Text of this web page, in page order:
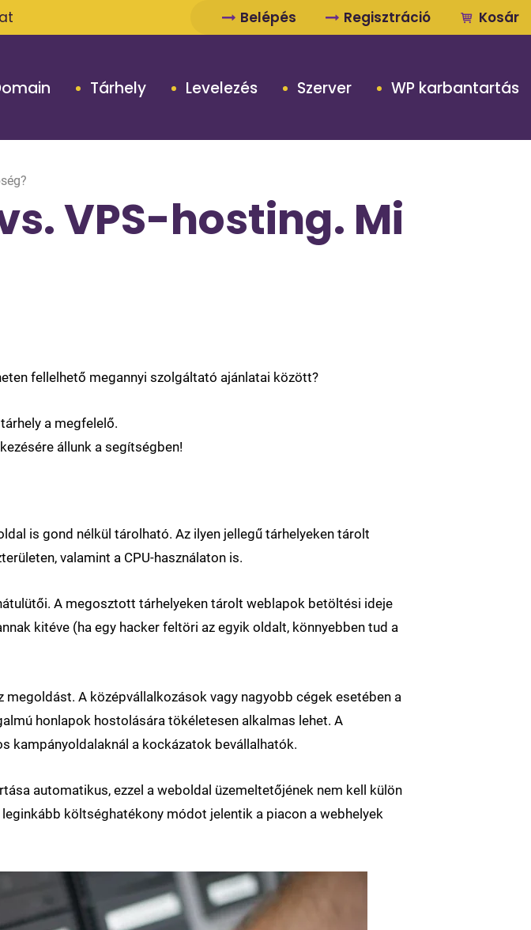
Belépés Regisztráció Kosár
Tárhely Levelezés Szerver WP karbantartás
VPS-hosting. Mi
fellelhető megannyi szolgáltató ajánlatai között?
a megfelelő.
állunk a segítségben!
is gond nélkül tárolható. Az ilyen jellegű tárhelyeken tárolt
valamint a CPU-használaton is.
A megosztott tárhelyeken tárolt weblapok betöltési ideje
kitéve (ha egy hacker feltöri az egyik oldalt, könnyebben tud a
A középvállalkozások vagy nagyobb cégek esetében a
honlapok hostolására tökéletesen alkalmas lehet. A
kampányoldalaknál a kockázatok bevállalhatók.
automatikus, ezzel a weboldal üzemeltetőjének nem kell külön
költséghatékony módot jelentik a piacon a webhelyek